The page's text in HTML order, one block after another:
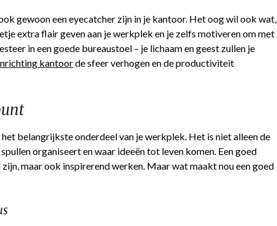
gewoon een eyecatcher zijn in je kantoor. Het oog wil ook wat,
extra flair geven aan je werkplek en je zelfs motiveren om met
in een goede bureaustoel – je lichaam en geest zullen je
kantoorde sfeer verhogen en de productiviteit
belangrijkste onderdeel van je werkplek. Het is niet alleen de
organiseert en waar ideeën tot leven komen. Een goed
maar ook inspirerend werken. Maar wat maakt nou een goed